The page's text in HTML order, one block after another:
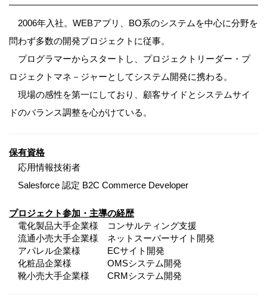
2006年入社。WEBアプリ、BO系のシステムを中心に分野を
問わず多数の開発プロジェクトに従事。
プログラマーからスタートし、プロジェクトリーダー・プ
ロジェクトマネ－ジャーとしてシステム開発に携わる。
現場の感性を第一にしており、顧客サイドとシステムサイ
ドのバランス調整を心がけている。
保有資格
応用情報技術者
Salesforce 認定 B2C Commerce Developer
プロジェクト参加・主導の経歴
電化製品大手企業様 コンサルティング支援
流通小売大手企業様 ネットスーパーサイト開発
アパレル企業様 ECサイト開発
化粧品企業様 OMSシステム開発
靴小売大手企業様 CRMシステム開発